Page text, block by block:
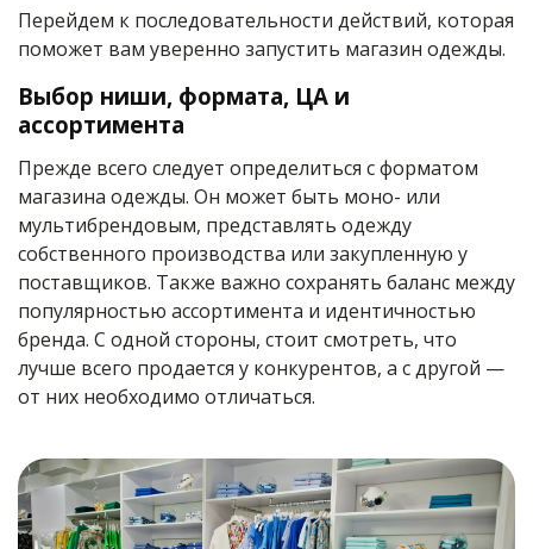
Перейдем к последовательности действий, которая
поможет вам уверенно запустить магазин одежды.
Выбор ниши, формата, ЦА и
ассортимента
Прежде всего следует определиться с форматом
магазина одежды. Он может быть моно- или
мультибрендовым, представлять одежду
собственного производства или закупленную у
поставщиков. Также важно сохранять баланс между
популярностью ассортимента и идентичностью
бренда. С одной стороны, стоит смотреть, что
лучше всего продается у конкурентов, а с другой —
от них необходимо отличаться.